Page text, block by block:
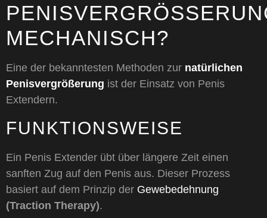
PENISVERGRÖSSERUNG
ECHANISCH?
Eine der bekanntesten Methoden zur natürlichen
Penisvergrößerung ist der Einsatz von Penis
Extendern.
FUNKTIONSWEISE
Ein Penis Extender übt über längere Zeit einen
sanften Zug auf den Penis aus. Dieser Prozess
basiert auf dem Prinzip der Gewebedehnung
(Traction Therapy).